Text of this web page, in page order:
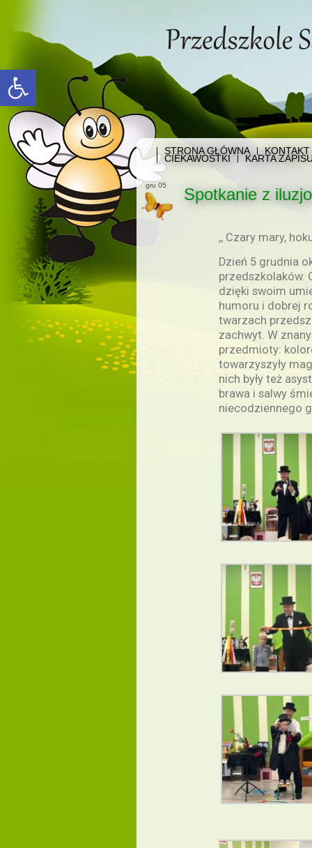
Open toolbar
STRONA GŁÓWNA
CIEKAWOSTKI KARTA
gru 05 Spotkanie z
,, Czary mary,
Dzień 5 grudnia
przedszkolaków.
dzięki swoim
humoru i dobrej
twarzach
zachwyt. W
przedmioty:
towarzyszyły
nich były też
brawa i salwy
niecodziennego